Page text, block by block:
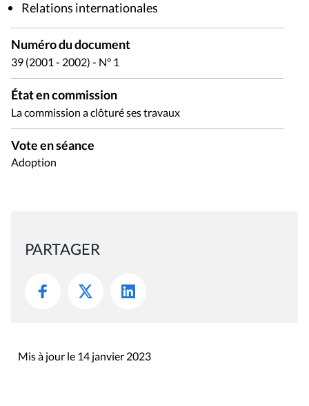
Relations internationales
Numéro du document
39 (2001 - 2002) - N° 1
État en commission
La commission a clôturé ses travaux
Vote en séance
Adoption
PARTAGER
Mis à jour le 14 janvier 2023